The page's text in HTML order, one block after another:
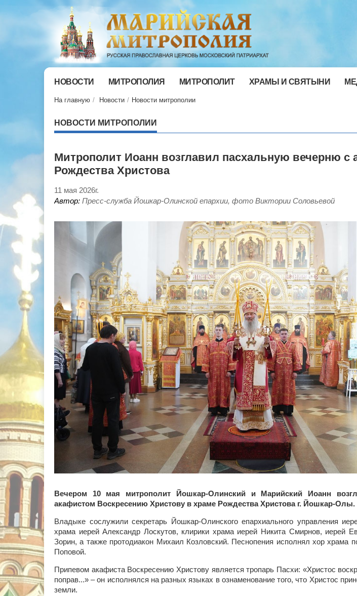
НОВОСТИ МИТРОПОЛИЯ МИТРОПОЛИТ ХРАМЫ И СВЯТЫНИ
На главную Новости Новости митрополии
НОВОСТИ МИТРОПОЛИИ
Митрополит Иоанн возглавил пасхальную вечерню с
Рождества Христова
11 мая 2026г.
Автор: Пресс-служба Йошкар-Олинской епархии, фото Виктории Соловьевой
Вечером 10 мая митрополит Йошкар-Олинский и Марийский Иоанн
акафистом Воскресению Христову в храме Рождества Христова г. Йошкар-Олы.
Владыке сослужили секретарь Йошкар-Олинского епархиального управления
храма иерей Александр Лоскутов, клирики храма иерей Никита Смирнов, иерей
Зорин, а также протодиакон Михаил Козловский. Песнопения исполнял хор храма
Поповой.
Припевом акафиста Воскресению Христову является тропарь Пасхи: «Христос
поправ...» – он исполнялся на разных языках в ознаменование того, что Христос
земли.